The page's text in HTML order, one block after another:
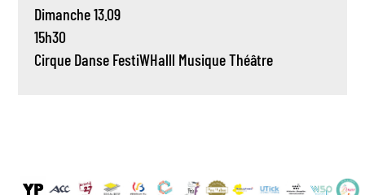
Dimanche 13.09
15h30
Cirque Danse FestiWHalll MusiqueThéâtre